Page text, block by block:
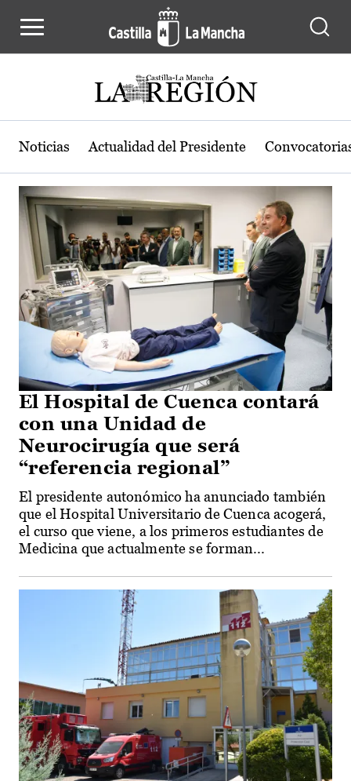
Actualidad de la región de Castilla-
Noticias Actualidad del Presidente
El Hospital de Cuenca contará
con una Unidad de
Neurocirugía que será
“referencia regional”
El presidente autonómico ha anunciado también
que el Hospital Universitario de Cuenca acogerá,
el curso que viene, a los primeros estudiantes de
Medicina que actualmente se forman...